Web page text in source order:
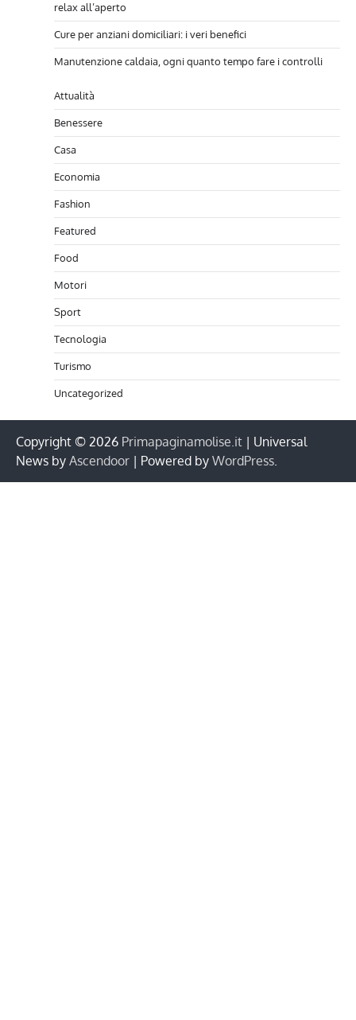
relax all’aperto
Cure per anziani domiciliari: i veri benefici
Manutenzione caldaia, ogni quanto tempo fare i controlli
Attualità
Benessere
Casa
Economia
Fashion
Featured
Food
Motori
Sport
Tecnologia
Turismo
Uncategorized
Copyright © 2026 Primapaginamolise.it | Universal
News by Ascendoor | Powered by WordPress.